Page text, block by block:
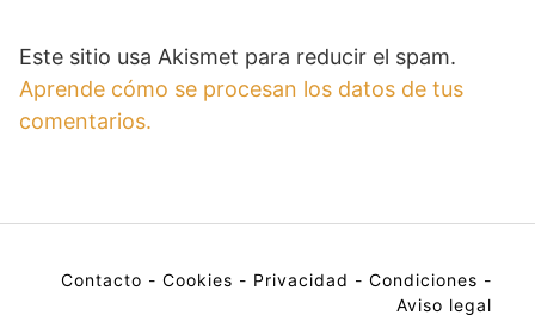
Este sitio usa Akismet para reducir el spam.
Aprende cómo se procesan los datos de tus
comentarios.
Contacto - Cookies - Privacidad - Condiciones -
Aviso legal